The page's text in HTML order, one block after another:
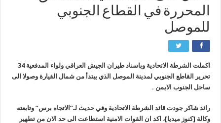
المحررة في القطاع الجنوبي
للموصل
اكملت الشرطة الاتحادية وباسناد طيران الجيش العراقي ولواء المدفعية 34
تحرير القاطع الجنوبي لمدينة الموصل الذي يبتدأ من شمال القيارة وصولا الى
ساحل الجنوب الايمن .
رائد شاكر جودت قائد الشرطة الاتحادية وفي حديث لـ”الاتجاه برس” وتابعته
وكالة [كنوز ميديا]، اكد ان القوات الامنية استطاعت الى حد الان من تطهير